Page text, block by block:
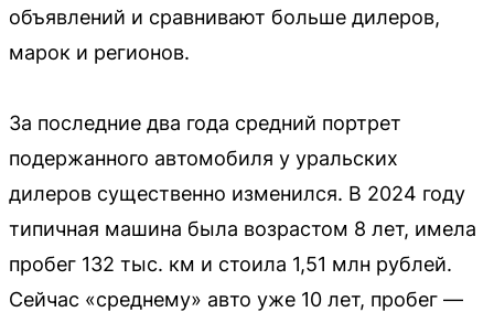
объявлений и сравнивают больше дилеров,
марок и регионов.
За последние два года средний портрет
подержанного автомобиля у уральских
дилеров существенно изменился. В 2024 году
типичная машина была возрастом 8 лет, имела
пробег 132 тыс. км и стоила 1,51 млн рублей.
Сейчас «среднему» авто уже 10 лет, пробег —